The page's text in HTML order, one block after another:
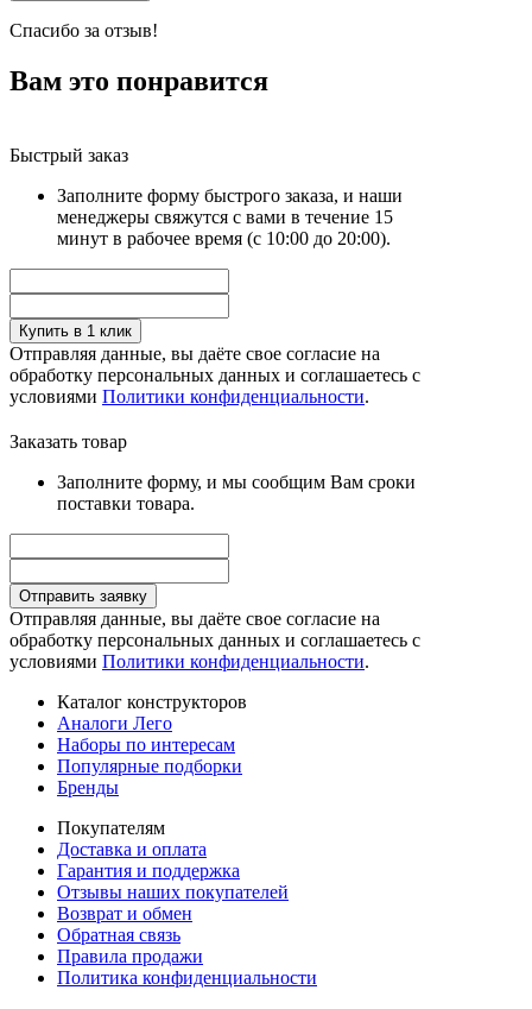
Спасибо за отзыв!
Вам это понравится
Быстрый заказ
Заполните форму быстрого заказа, и наши
менеджеры свяжутся с вами в течение 15
минут в рабочее время (с 10:00 до 20:00).
Купить в 1 клик
Отправляя данные, вы даёте свое согласие на
обработку персональных данных и соглашаетесь с
условиями Политики конфиденциальности.
Заказать товар
Заполните форму, и мы сообщим Вам сроки
поставки товара.
Отправить заявку
Отправляя данные, вы даёте свое согласие на
обработку персональных данных и соглашаетесь с
условиями Политики конфиденциальности.
Каталог конструкторов
Аналоги Лего
Наборы по интересам
Популярные подборки
Бренды
Покупателям
Доставка и оплата
Гарантия и поддержка
Отзывы наших покупателей
Возврат и обмен
Обратная связь
Правила продажи
Политика конфиденциальности